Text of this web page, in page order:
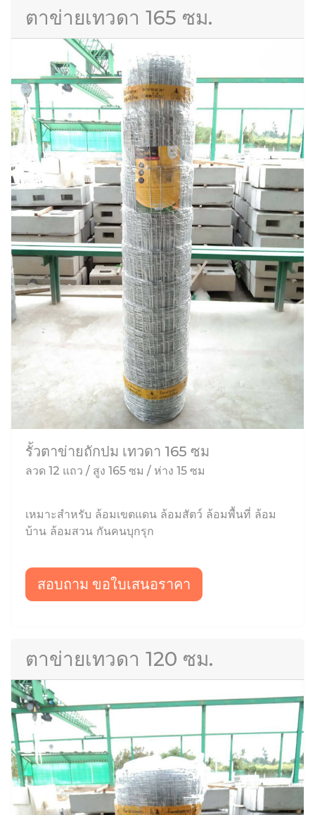
ตาข่ายเทวดา 165 ซม.
รั้วตาข่ายถักปม เทวดา 165 ซม
ลวด 12 แถว / สูง 165 ซม / ห่าง 15 ซม
เหมาะสำหรับ ล้อมเขตแดน ล้อมสัตว์ ล้อมพื้นที่ ล้อม
บ้าน ล้อมสวน กันคนบุกรุก
สอบถาม ขอใบเสนอราคา
ตาข่ายเทวดา 120 ซม.